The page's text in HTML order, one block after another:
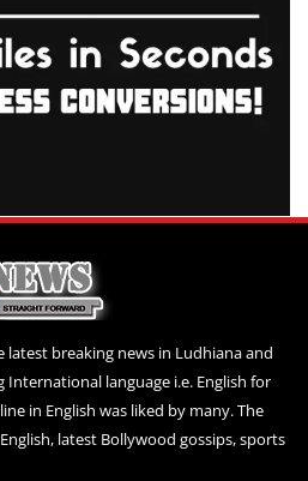
breaking news in Ludhiana and
International language i.e. English for
in English was liked by many. The
latest Bollywood gossips, sports